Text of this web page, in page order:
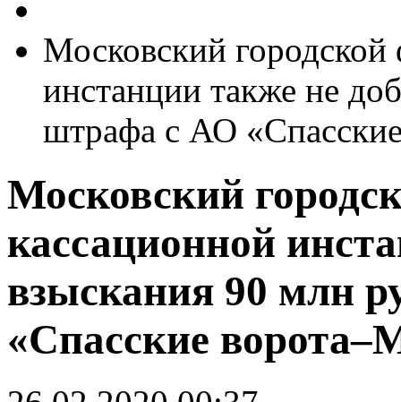
Московский
инстанции также не
штрафа с АО
Московский
кассационной
взыскания 90 млн
«Спасские